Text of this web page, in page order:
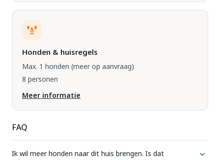
Honden & huisregels
Max. 1 honden (meer op aanvraag)
8 personen
Meer informatie
FAQ
Ik wil meer honden naar dit huis brengen. Is dat